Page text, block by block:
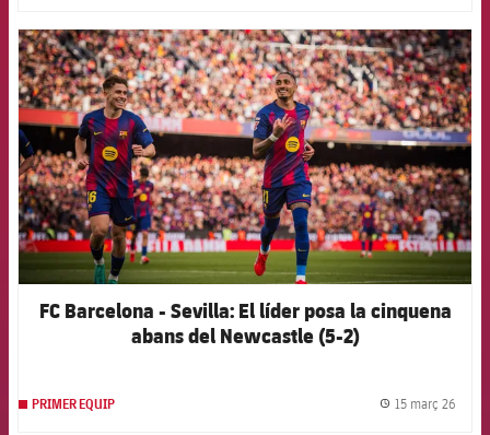
FCB Barcelona badge
FC Barcelona - Sevilla: El líder posa la cinquena
abans del Newcastle (5-2)
PRIMER EQUIP 15 març 26